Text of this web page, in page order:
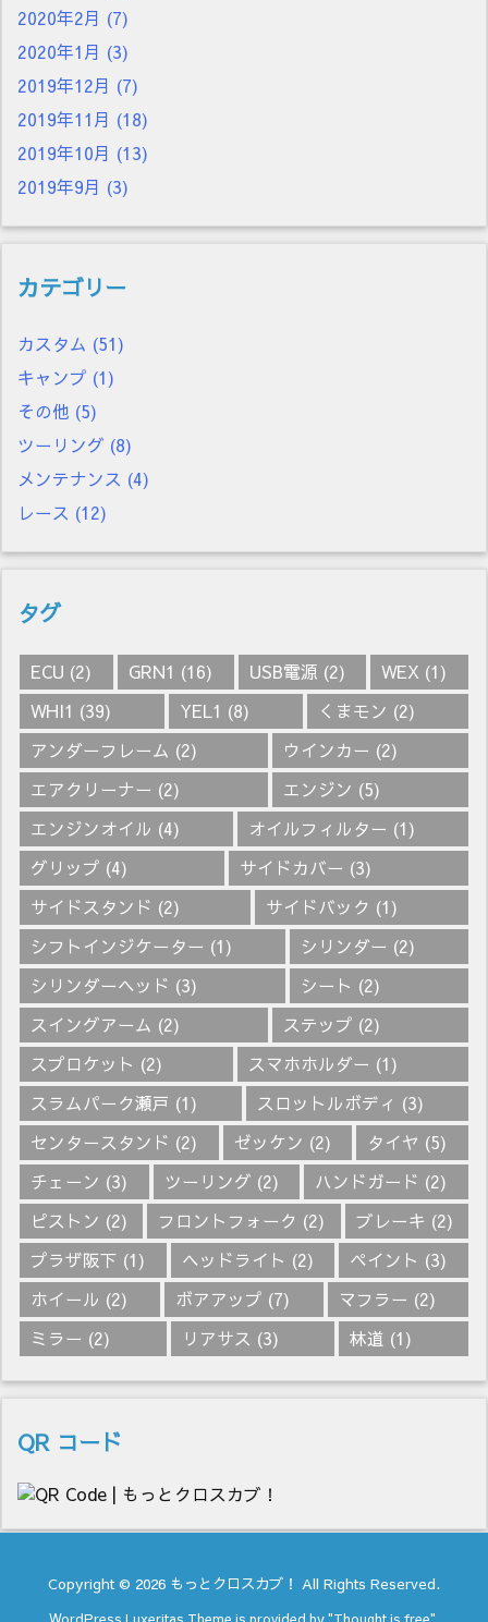
2020年2月 (7)
2020年1月 (3)
2019年12月 (7)
2019年11月 (18)
2019年10月 (13)
2019年9月 (3)
カテゴリー
カスタム (51)
キャンプ (1)
その他 (5)
ツーリング (8)
メンテナンス (4)
レース (12)
タグ
ECU (2) GRN1 (16) USB電源 (2) WEX (1)
WHI1 (39) YEL1 (8) くまモン (2)
アンダーフレーム (2) ウインカー (2)
エアクリーナー (2) エンジン (5)
エンジンオイル (4) オイルフィルター (1)
グリップ (4) サイドカバー (3)
サイドスタンド (2) サイドバック (1)
シフトインジケーター (1) シリンダー (2)
シリンダーヘッド (3) シート (2)
スイングアーム (2) ステップ (2)
スプロケット (2) スマホホルダー (1)
スラムパーク瀬戸 (1) スロットルボディ (3)
センタースタンド (2) ゼッケン (2) タイヤ (5)
チェーン (3) ツーリング (2) ハンドガード (2)
ピストン (2) フロントフォーク (2) ブレーキ (2)
プラザ阪下 (1) ヘッドライト (2) ペイント (3)
ホイール (2) ボアアップ (7) マフラー (2)
ミラー (2) リアサス (3) 林道 (1)
QR コード
Copyright © 2026 もっとクロスカブ！ All Rights Reserved.
WordPress Luxeritas Theme is provided by "Thought is free".